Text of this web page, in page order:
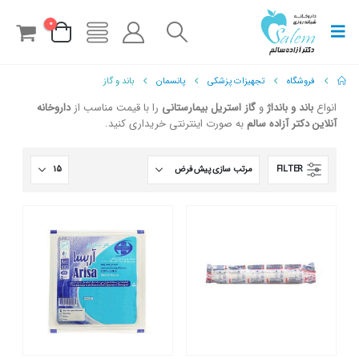
0
فروشگاه تجهیزات پزشکی پانسمان باند و گاز
انواع باند و بانداژو گاز استریل بیمارستانی را با قیمت مناسب ازداروخانه
آنلاین دکتر آزاده سالم به صورت اینترنتی خریداری کنید.
FILTER